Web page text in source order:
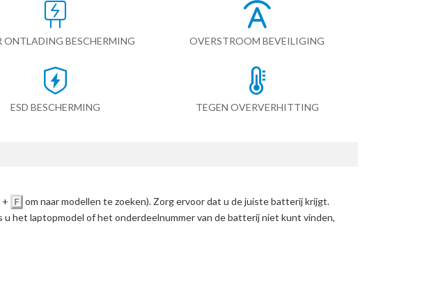
ONTLADING BESCHERMING OVERSTROOM BEVEILIGING
ESD BESCHERMING TEGEN OVERVERHITTING
+ F om naar modellen te zoeken). Zorg ervoor dat u de juiste batterij krijgt.
het laptopmodel of het onderdeelnummer van de batterij niet kunt vinden,